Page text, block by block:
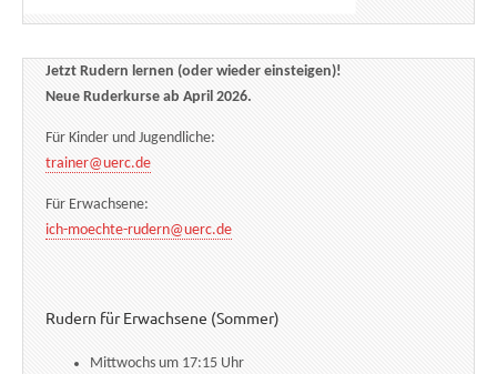
Jetzt Rudern lernen (oder wieder einsteigen)!
Neue Ruderkurse ab April 2026.
Für Kinder und Jugendliche:
trainer@uerc.de
Für Erwachsene:
ich-moechte-rudern@uerc.de
Rudern für Erwachsene (Sommer)
Mittwochs um 17:15 Uhr